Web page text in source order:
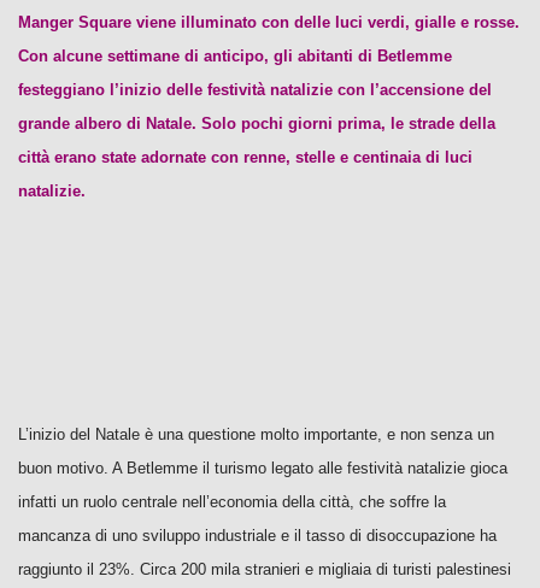
Manger Square viene illuminato con delle luci verdi, gialle e rosse.
Con alcune settimane di anticipo, gli abitanti di Betlemme
festeggiano l’inizio delle festività natalizie con l’accensione del
grande albero di Natale. Solo pochi giorni prima, le strade della
città erano state adornate con renne, stelle e centinaia di luci
natalizie.
L’inizio del Natale è una questione molto importante, e non senza un
buon motivo. A Betlemme il turismo legato alle festività natalizie gioca
infatti un ruolo centrale nell’economia della città, che soffre la
mancanza di uno sviluppo industriale e il tasso di disoccupazione ha
raggiunto il 23%. Circa 200 mila stranieri e migliaia di turisti palestinesi